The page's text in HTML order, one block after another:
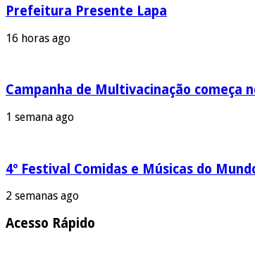
Prefeitura Presente Lapa
16 horas ago
Campanha de Multivacinação começa
1 semana ago
4º Festival Comidas e Músicas do
2 semanas ago
Acesso Rápido